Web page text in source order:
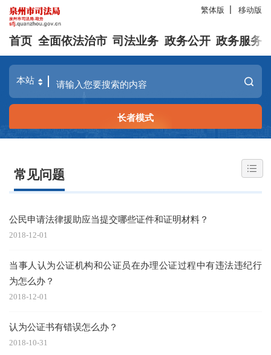
繁体版 移动版
首页 全面依法治市 司法业务 政务公开 政务服务
长者模式
常见问题
公民申请法律援助应当提交哪些证件和证明材料？
2018-12-01
当事人认为公证机构和公证员在办理公证过程中有违法违纪行
为怎么办？
2018-12-01
认为公证书有错误怎么办？
2018-10-31